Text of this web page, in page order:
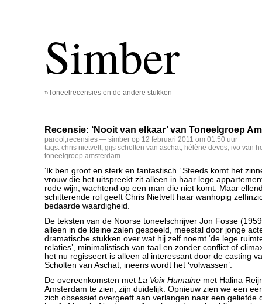
Simber
»Toneelrecensies en de andere stukken
Recensie: ‘Nooit van elkaar’ van Toneelgroep
parool ,recensies — simber op 12 februari 2011 om 01:50 uur
tags: chris nietvelt, gijs scholten van aschat, hélène devos, ivo van
toneelgroep amsterdam
‘Ik ben groot en sterk en fantastisch.’ Steeds komt het
vrouw die het uitspreekt zit alleen in haar lege
rode wijn, wachtend op een man die niet komt. Maar
schitterende rol geeft Chris Nietvelt haar wanhopig
bedaarde waardigheid.
De teksten van de Noorse toneelschrijver Jon Fosse
alleen in de kleine zalen gespeeld, meestal door jonge
dramatische stukken over wat hij zelf noemt ‘de lege
relaties’, minimalistisch van taal en zonder conflict of
het nu regisseert is alleen al interessant door de casting
Scholten van Aschat, ineens wordt het ‘volwassen’.
De overeenkomsten met La Voix Humaine met Halina
Amsterdam te zien, zijn duidelijk. Opnieuw zien we een
zich obsessief overgeeft aan verlangen naar een geliefde